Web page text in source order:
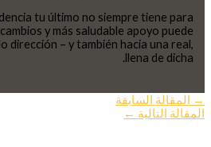
tu último no siempre tiene para
y más saludable apoyo puede
dirección – y también hacia una real,
llena de dicha.
→ المقالة السابقة
المقالة التالية ←